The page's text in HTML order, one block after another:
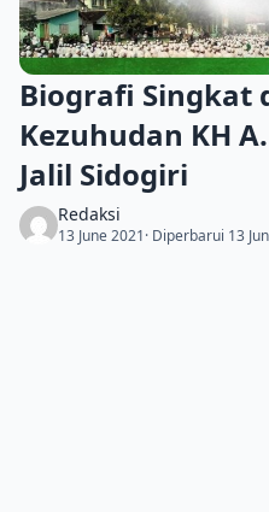
Biografi Singkat
Kezuhudan KH
Jalil Sidogiri
Redaksi
13 June 2021· Diperbarui 13